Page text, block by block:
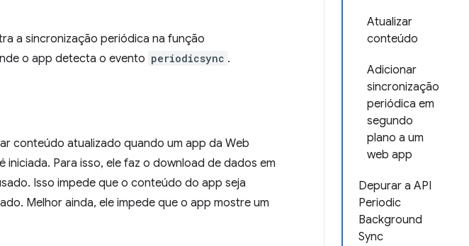
Atualizar
conteúdo
Adicionar
sincronização
periódica em
segundo
plano a um
web app
Depurar a API
Periodic
Background
Sync
a sincronização periódica na função
o app detecta o evento periodicsync .
conteúdo atualizado quando um app da Web
Para isso, ele faz o download de dados em
Isso impede que o conteúdo do app seja
Melhor ainda, ele impede que o app mostre um